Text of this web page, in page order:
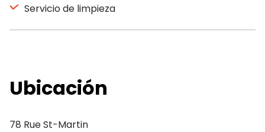
Servicio de limpieza
Ubicación
78 Rue St-Martin